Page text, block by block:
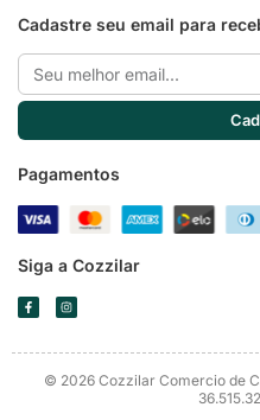
Cadastre seu email para
Email
Pagamentos
Siga a Cozzilar
F
a
c
o
I
n
s
g
a
© 2026 Cozzilar Comercio de